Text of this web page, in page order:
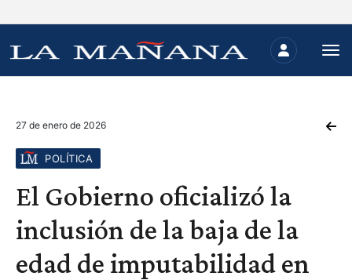
27 de enero de 2026
POLÍTICA
El Gobierno oficializó la
inclusión de la baja de la
edad de imputabilidad en